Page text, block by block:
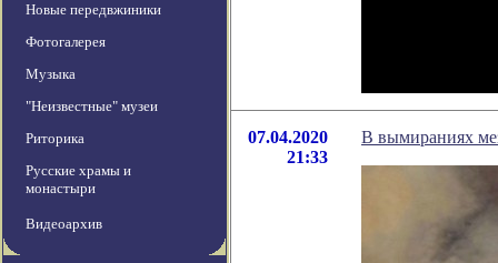
Новые передвжиники
Фотогалерея
Музыка
"Неизвестные" музеи
Риторика
Русские храмы и
монастыри
Видеоархив
07.04.2020
21:33
В вымираниях